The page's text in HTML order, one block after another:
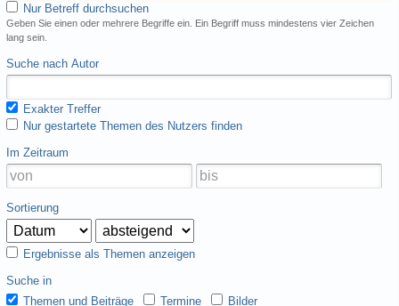
Nur Betreff durchsuchen
Geben Sie einen oder mehrere Begriffe ein. Ein Begriff muss mindestens vier Zeichen
lang sein.
Suche nach Autor
Exakter Treffer
Nur gestartete Themen des Nutzers finden
Im Zeitraum
Sortierung
Ergebnisse als Themen anzeigen
Suche in
Themen und Beiträge
Termine Bilder